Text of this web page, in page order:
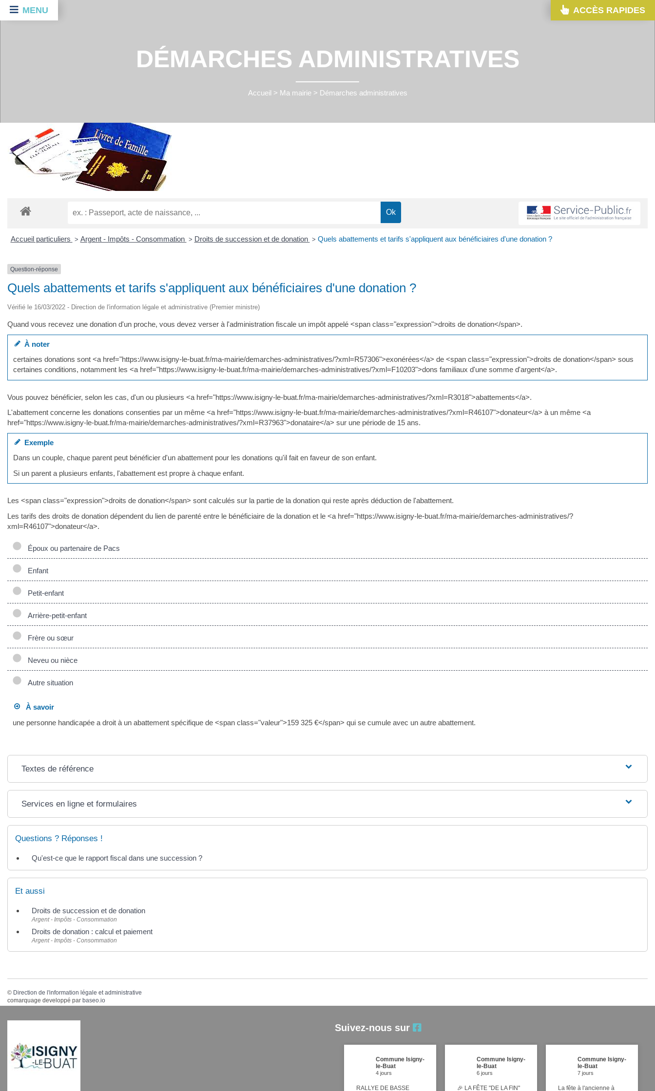
MENU
DÉMARCHES ADMINISTRATIVES
Accueil > Ma mairie> Démarches administratives
Accueil particuliers > Argent - Impôts - Consommation > Droits de succession et de donation > Quels abattements et tarifs s'appliquent aux bénéficiaires d'une donation ?
Question-réponse
Quels abattements et tarifs s'appliquent aux bénéficiaires d'une donation ?
Vérifié le 16/03/2022 - Direction de l'information légale et administrative (Premier ministre)
Quand vous recevez une donation d'un proche, vous devez verser à l'administration fiscale un impôt appelé <span class="expression">droits de donation</span>.
À noter
certaines donations sont <a href="https://www.isigny-le-buat.fr/ma-mairie/demarches-administratives/?xml=R57306">exonérées</a> de <span class="expression">droits de donation</span> sous
certaines conditions, notamment les <a href="https://www.isigny-le-buat.fr/ma-mairie/demarches-administratives/?xml=F10203">dons familiaux d'une somme d'argent</a>.
Vous pouvez bénéficier, selon les cas, d'un ou plusieurs <a href="https://www.isigny-le-buat.fr/ma-mairie/demarches-administratives/?xml=R3018">abattements</a>.
L'abattement concerne les donations consenties par un même <a href="https://www.isigny-le-buat.fr/ma-mairie/demarches-administratives/?xml=R46107">donateur</a> à un même <a
href="https://www.isigny-le-buat.fr/ma-mairie/demarches-administratives/?xml=R37963">donataire</a> sur une période de 15 ans.
Exemple
Dans un couple, chaque parent peut bénéficier d'un abattement pour les donations qu'il fait en faveur de son enfant.
Si un parent a plusieurs enfants, l'abattement est propre à chaque enfant.
Les <span class="expression">droits de donation</span> sont calculés sur la partie de la donation qui reste après déduction de l'abattement.
Les tarifs des droits de donation dépendent du lien de parenté entre le bénéficiaire de la donation et le <a href="https://www.isigny-le-buat.fr/ma-mairie/demarches-administratives/?
xml=R46107">donateur</a>.
Époux ou partenaire de Pacs
Enfant
Petit-enfant
Arrière-petit-enfant
Frère ou sœur
Neveu ou nièce
Autre situation
À savoir
une personne handicapée a droit à un abattement spécifique de <span class="valeur">159 325 €</span> qui se cumule avec un autre abattement.
Textes de référence
Services en ligne et formulaires
Questions ? Réponses !
Qu'est-ce que le rapport fiscal dans une succession ?
Et aussi
Droits de succession et de donation
Argent - Impôts - Consommation
Droits de donation : calcul et paiement
Argent - Impôts - Consommation
© Direction de l'information légale et administrative
comarquage developpé par baseo.io
Suivez-nous sur
Commune Isigny-
le-Buat
4 jours
RALLYE DE BASSE
Commune Isigny-
le-Buat
6 jours
🎉 LA FÊTE "DE LA FIN"
Commune Isigny-
le-Buat
7 jours
La fête à l'ancienne à
ACCÈS RAPIDES